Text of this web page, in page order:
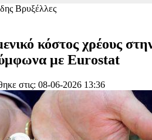
Βρυξέλλες
κόστος χρέους
με Eurostat
στις: 08-06-2026 13:36